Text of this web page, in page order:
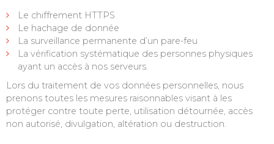
Le chiffrement HTTPS
Le hachage de donnée
La surveillance permanente d’un pare-feu
La vérification systématique des personnes physiques
ayant un accès à nos serveurs.
Lors du traitement de vos données personnelles, nous
prenons toutes les mesures raisonnables visant à les
protéger contre toute perte, utilisation détournée, accès
non autorisé, divulgation, altération ou destruction.